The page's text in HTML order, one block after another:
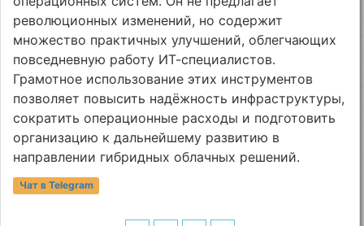
революционных изменений, но содержит
множество практичных улучшений, облегчающих
повседневную работу ИТ-специалистов.
Грамотное использование этих инструментов
позволяет повысить надёжность инфраструктуры,
сократить операционные расходы и подготовить
организацию к дальнейшему развитию в
направлении гибридных облачных решений.
Чат в Telegram